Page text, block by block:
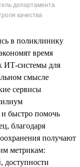
департамента
качества
в поликлинику
время
ИТ-системы для
смысле
сервисы
быстро помочь
благодаря
получают
метрикам:
доступности